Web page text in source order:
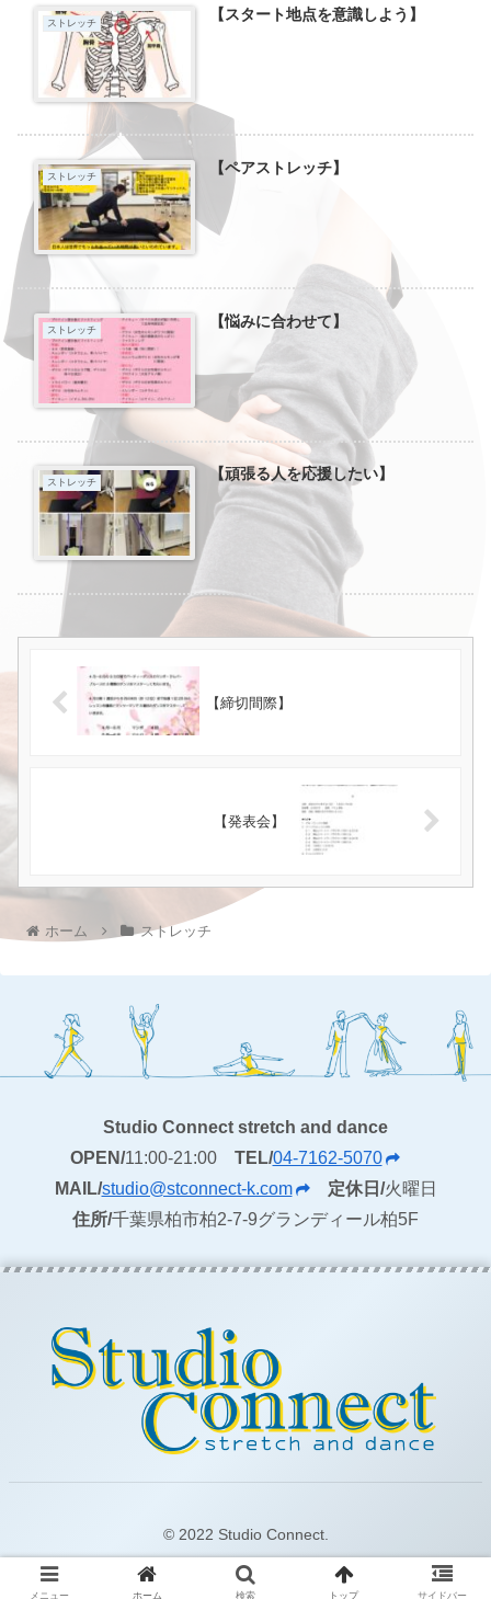
ストレッチ 【スタート地点を意識しよう】
ストレッチ 【ペアストレッチ】
ストレッチ 【悩みに合わせて】
ストレッチ 【頑張る人を応援したい】
【締切間際】
【発表会】
ホーム ストレッチ
Studio Connect stretch and dance
OPEN/11:00-21:00 TEL/04-7162-5070
MAIL/studio@stconnect-k.com 定休日/火曜日
住所/千葉県柏市柏2-7-9グランディール柏5F
© 2022 Studio Connect.
メニュー ホーム 検索 トップ サイドバー